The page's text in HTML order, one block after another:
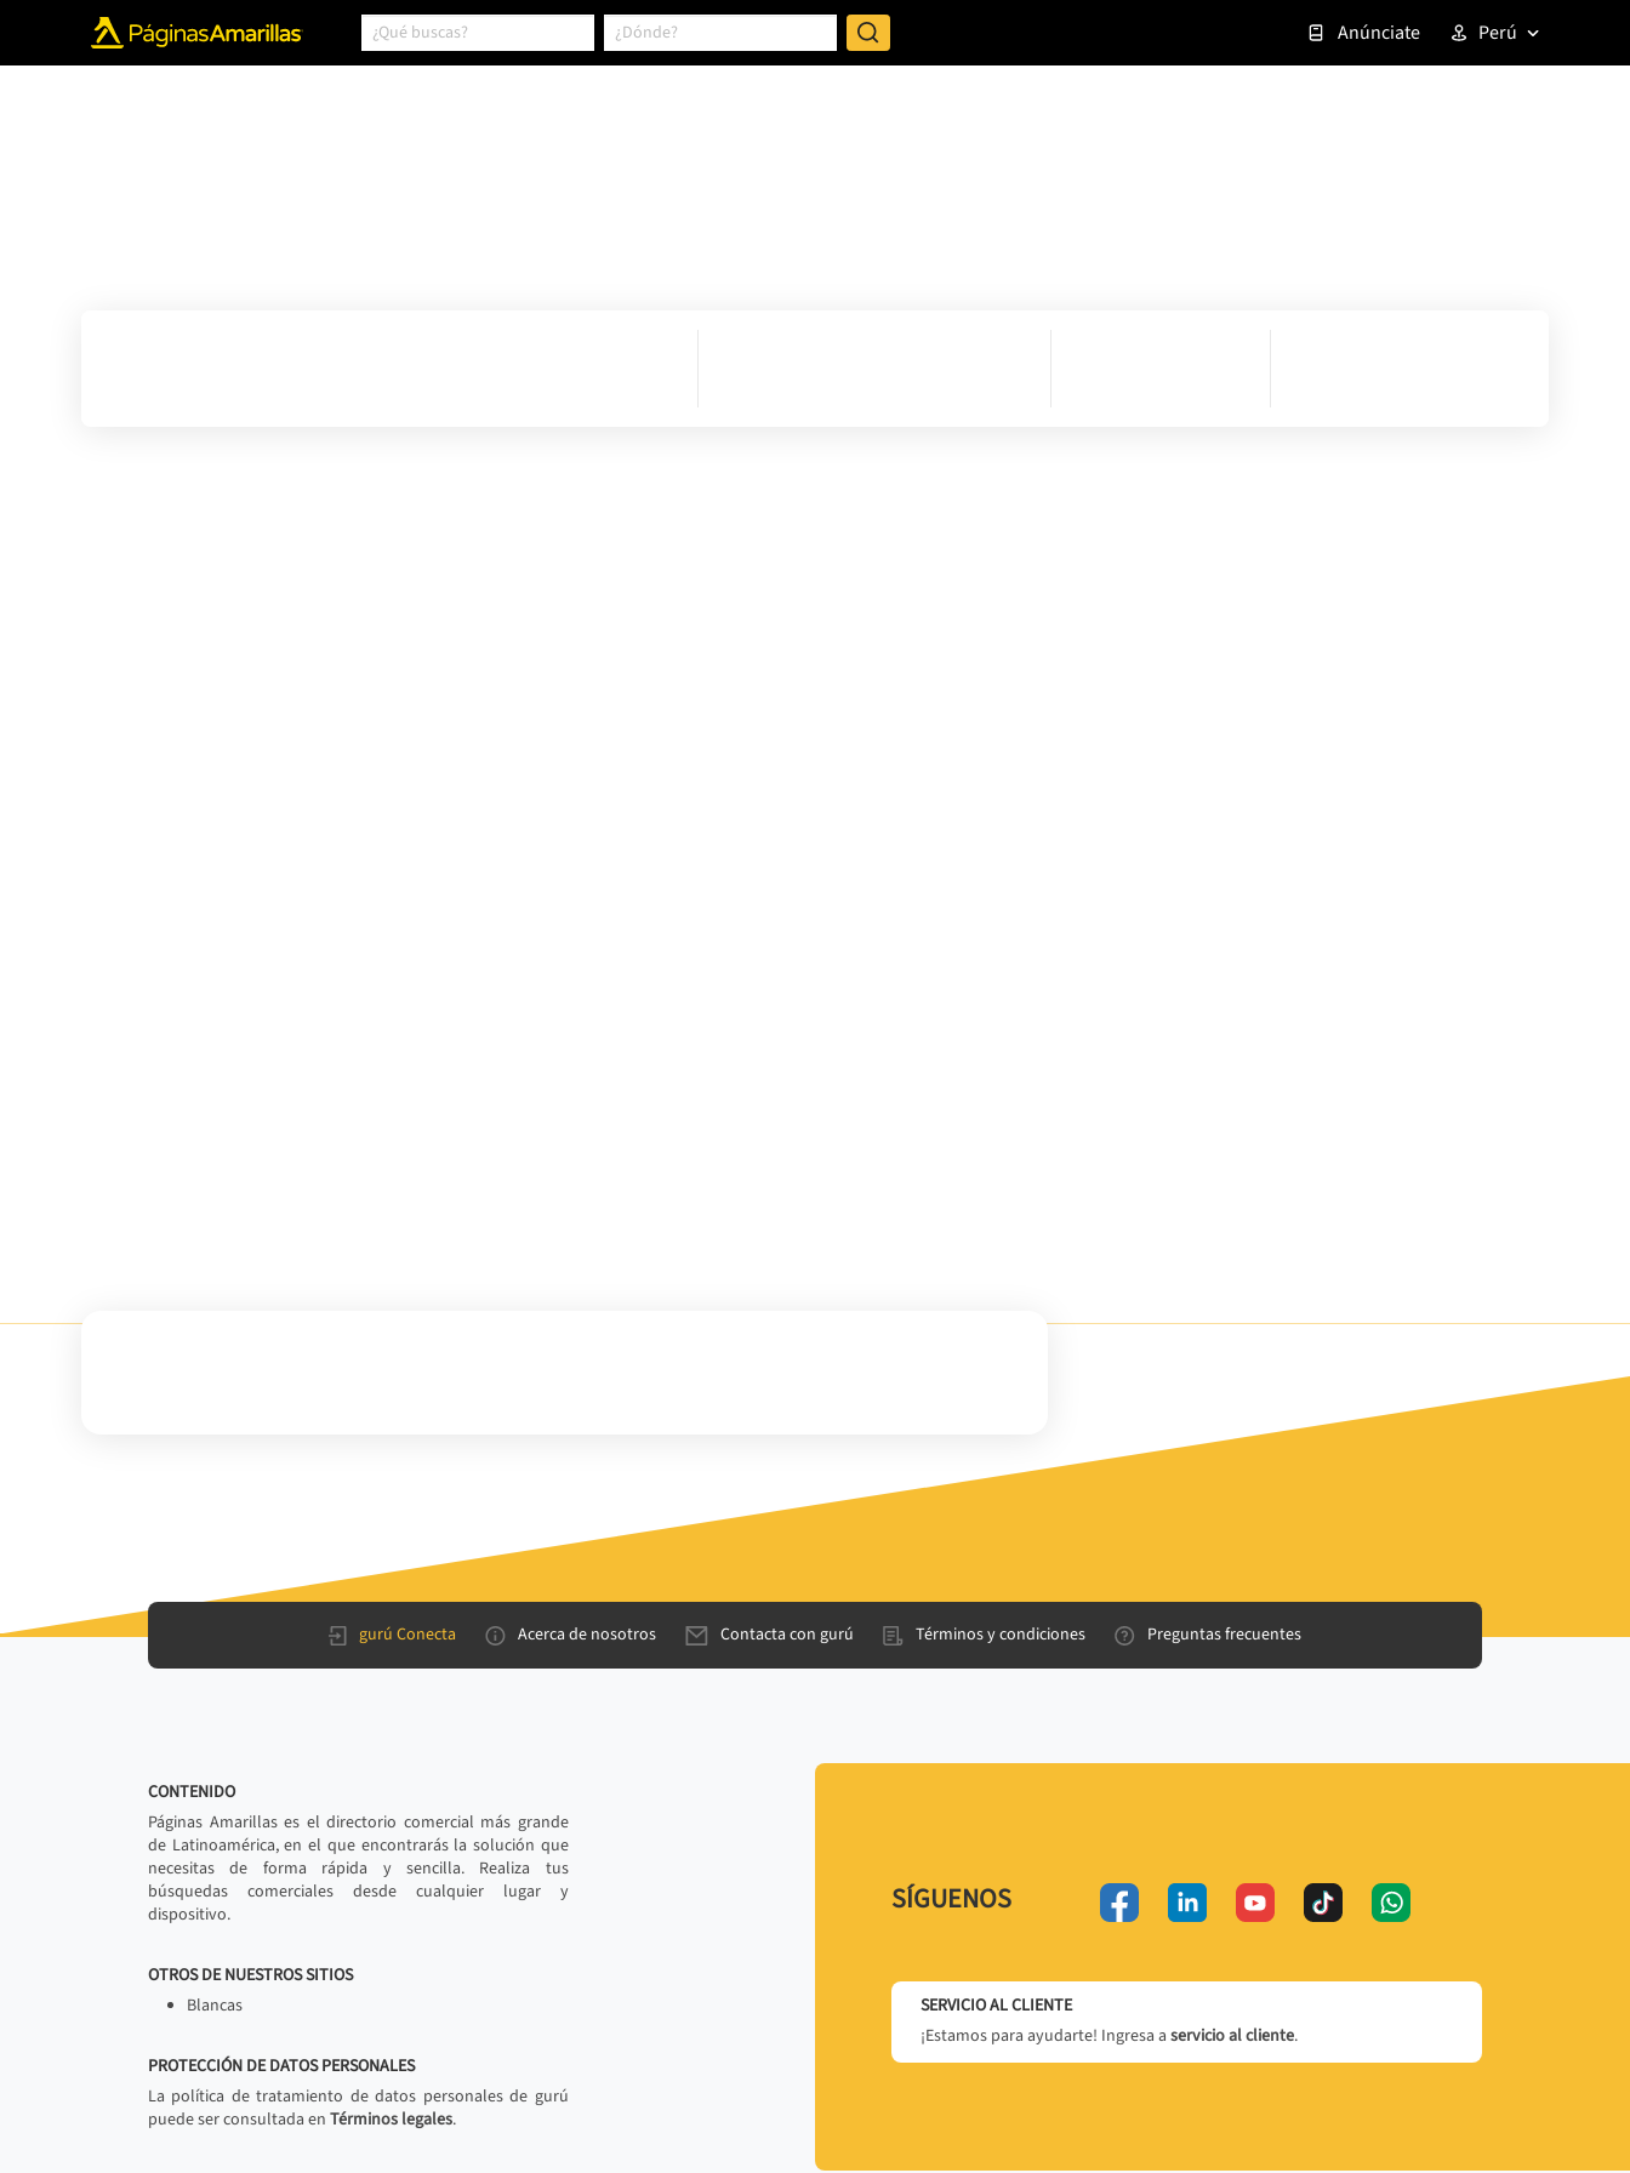
Anúnciate Perú
gurú Conecta Acerca de nosotros Contacta con gurú Términos y condiciones Preguntas frecuentes
CONTENIDO
Páginas Amarillas es el directorio comercial más grande
de Latinoamérica, en el que encontrarás la solución que
necesitas de forma rápida y sencilla. Realiza tus
búsquedas comerciales desde cualquier lugar y
dispositivo.
OTROS DE NUESTROS SITIOS
Blancas
PROTECCIÓN DE DATOS PERSONALES
La política de tratamiento de datos personales de gurú
puede ser consultada en Términos legales.
SÍGUENOS
SERVICIO AL CLIENTE
¡Estamos para ayudarte! Ingresa a servicio al cliente.